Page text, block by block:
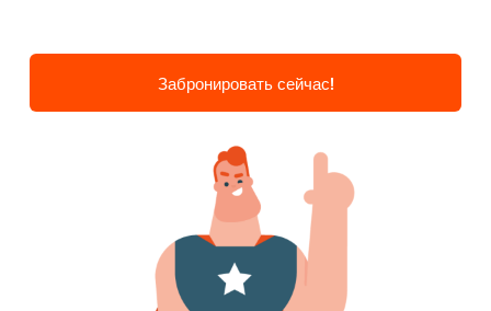
Забронировать сейчас!